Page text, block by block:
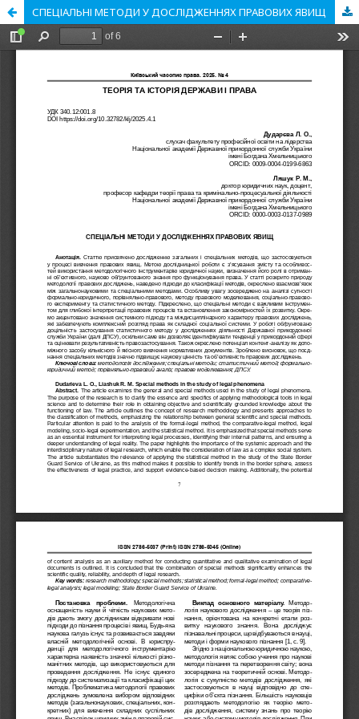
СПЕЦІАЛЬНІ МЕТОДИ У ДОСЛІДЖЕННЯХ ПРАВОВИХ ЯВИЩ